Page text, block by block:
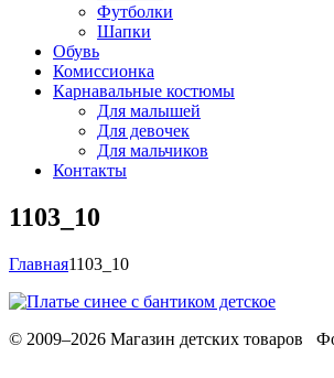
Футболки
Шапки
Обувь
Комиссионка
Карнавальные костюмы
Для малышей
Для девочек
Для мальчиков
Контакты
1103_10
Главная1103_10
© 2009–2026 Магазин детских товаров